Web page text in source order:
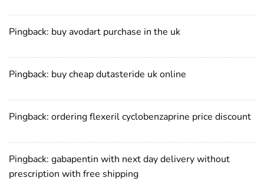
Pingback: buy avodart purchase in the uk
Pingback: buy cheap dutasteride uk online
Pingback: ordering flexeril cyclobenzaprine price discount
Pingback: gabapentin with next day delivery without
prescription with free shipping